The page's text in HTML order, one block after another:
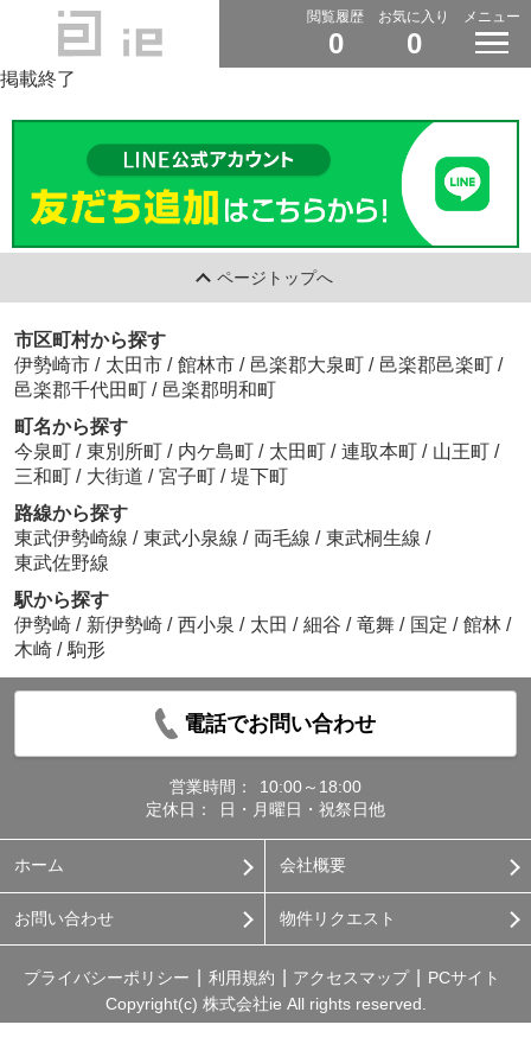
閲覧履歴
0
お気に入り
0
メニュー
掲載終了
ページトップへ
市区町村から探す
伊勢崎市 / 太田市 / 館林市 / 邑楽郡大泉町 / 邑楽郡邑楽町 /
邑楽郡千代田町 / 邑楽郡明和町
町名から探す
今泉町 / 東別所町 / 内ケ島町 / 太田町 / 連取本町 / 山王町 /
三和町 / 大街道 / 宮子町 / 堤下町
路線から探す
東武伊勢崎線 / 東武小泉線 / 両毛線 / 東武桐生線 /
東武佐野線
駅から探す
伊勢崎 / 新伊勢崎 / 西小泉 / 太田 / 細谷 / 竜舞 / 国定 / 館林 /
木崎 / 駒形
電話でお問い合わせ
営業時間：
10:00～18:00
定休日：
日・月曜日・祝祭日他
ホーム 会社概要
お問い合わせ 物件リクエスト
プライバシーポリシー 利用規約 アクセスマップ
PCサイト
Copyright(c) 株式会社ie All rights reserved.